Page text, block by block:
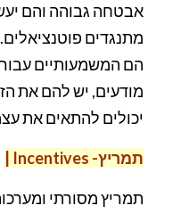
אבטחה גבוהה והם
מתנגדים
הם המשמעותיים עבור
מודעים, יש להם את
יכולים להתאים את
תמריץ- Incentives |
תמריץ מסורתי